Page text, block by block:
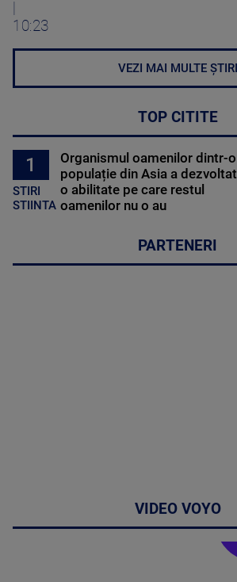
10:23
VEZI MAI MULTE ȘTIRI
TOP CITITE
1
STIRI
STIINTA
Organismul oamenilor dintr-o
populație din Asia a dezvoltat
o abilitate pe care restul
oamenilor nu o au
PARTENERI
VIDEO VOYO